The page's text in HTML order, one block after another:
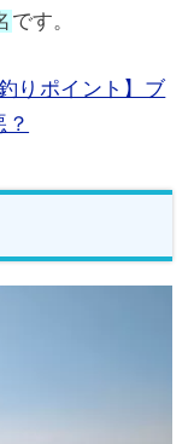
です。
りポイント】ブ
？